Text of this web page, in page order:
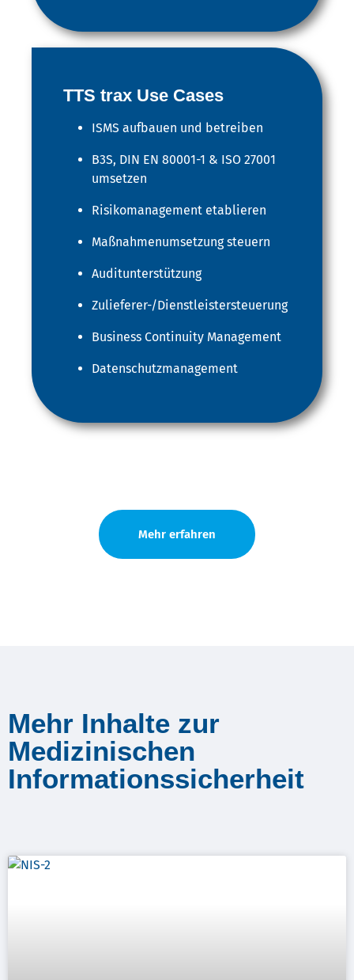
TTS trax Use Cases
ISMS aufbauen und betreiben
B3S, DIN EN 80001-1 & ISO 27001
umsetzen
Risikomanagement etablieren
Maßnahmenumsetzung steuern
Auditunterstützung
Zulieferer-/Dienstleistersteuerung
Business Continuity Management
Datenschutzmanagement
Mehr erfahren
Mehr Inhalte zur
Medizinischen
Informationssicherheit